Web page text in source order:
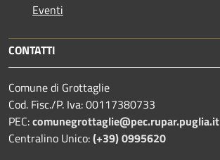
Eventi
CONTATTI
Comune di Grottaglie
Cod. Fisc./P. Iva: 00117380733
PEC:comunegrottaglie@pec.rupar.puglia.it
Centralino Unico:(+39) 0995620